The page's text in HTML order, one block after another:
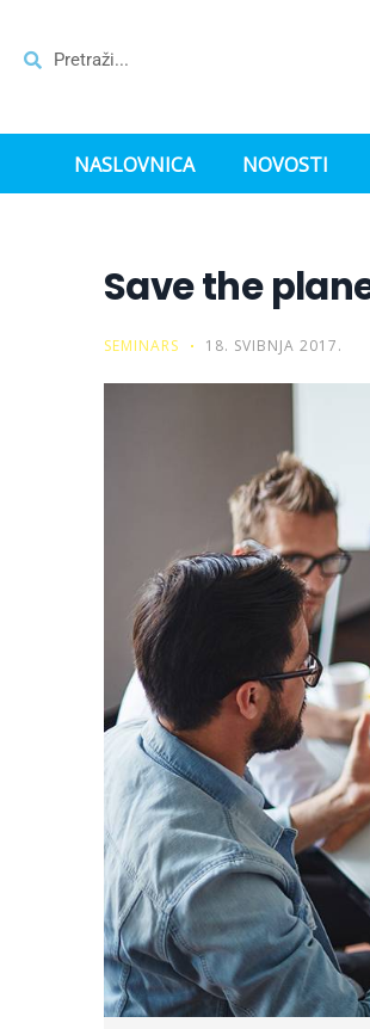
NASLOVNICA NOVOSTI
Save the
SEMINARS 18. SVIBNJA 2017.